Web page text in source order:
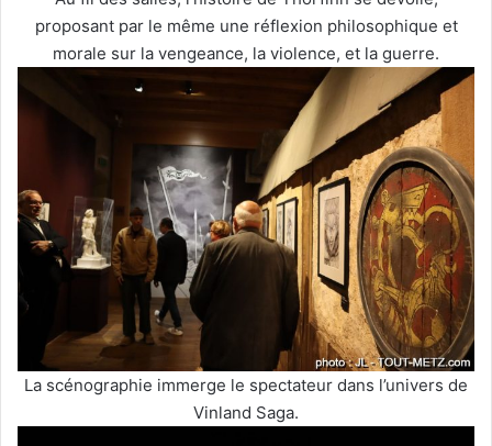
proposant par le même une réflexion philosophique et
morale sur la vengeance, la violence, et la guerre.
La scénographie immerge le spectateur dans l’univers de
Vinland Saga.